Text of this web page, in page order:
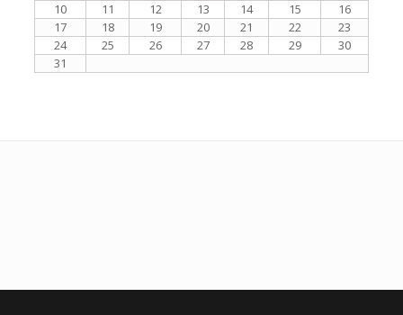
10
11 12 13 14 15
16
17
18 19 20 21 22
23
24
25 26 27 28 29
30
31